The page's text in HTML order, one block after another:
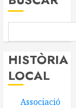
HISTÒRIA
LOCAL
Associació